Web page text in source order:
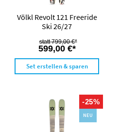
Völkl Revolt 121 Freeride
Ski 26/27
599,00 €*
799,00 €*
Set erstellen & sparen
-25%
NEU